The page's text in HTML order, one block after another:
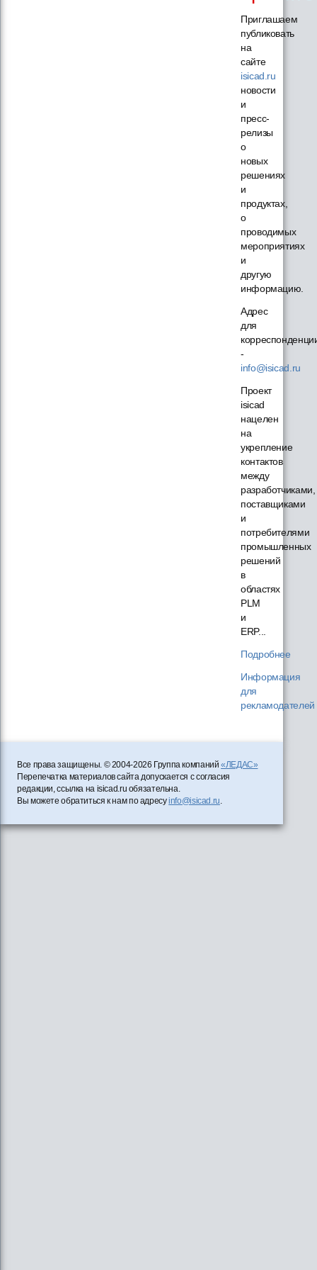
Приглашаем
публиковать
на
сайте
isicad.ru
новости
и
пресс-
релизы
о
новых
решениях
и
продуктах,
о
проводимых
мероприятиях
и
другую
информацию.
Адрес
для
-
info@isicad.ru
Проект
isicad
нацелен
на
укрепление
контактов
между
разработчиками,
поставщиками
и
потребителями
промышленных
решений
в
областях
PLM
и
ERP...
Подробнее
Информация
для
рекламодателей
Все права защищены. © 2004-2026 Группа компаний«ЛЕДАС»
Перепечатка материалов сайта допускается с согласия
редакции, ссылка на isicad.ru обязательна.
Вы можете обратиться к нам по адресуinfo@isicad.ru.